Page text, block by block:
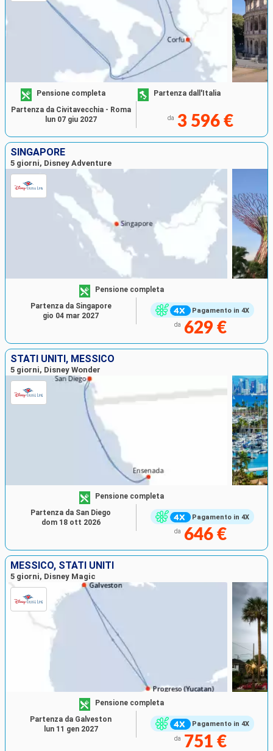
Pensione completa Partenza dall'Italia
da 3 596 €
Partenza da Civitavecchia - Roma
lun 07 giu 2027
SINGAPORE
5 giorni, Disney Adventure
Pagamento in 4X
Pensione completa
da 629 €
Partenza da Singapore
gio 04 mar 2027
STATI UNITI, MESSICO
5 giorni, Disney Wonder
Pagamento in 4X
Pensione completa
da 646 €
Partenza da San Diego
dom 18 ott 2026
MESSICO, STATI UNITI
5 giorni, Disney Magic
Pagamento in 4X
Pensione completa
da 751 €
Partenza da Galveston
lun 11 gen 2027